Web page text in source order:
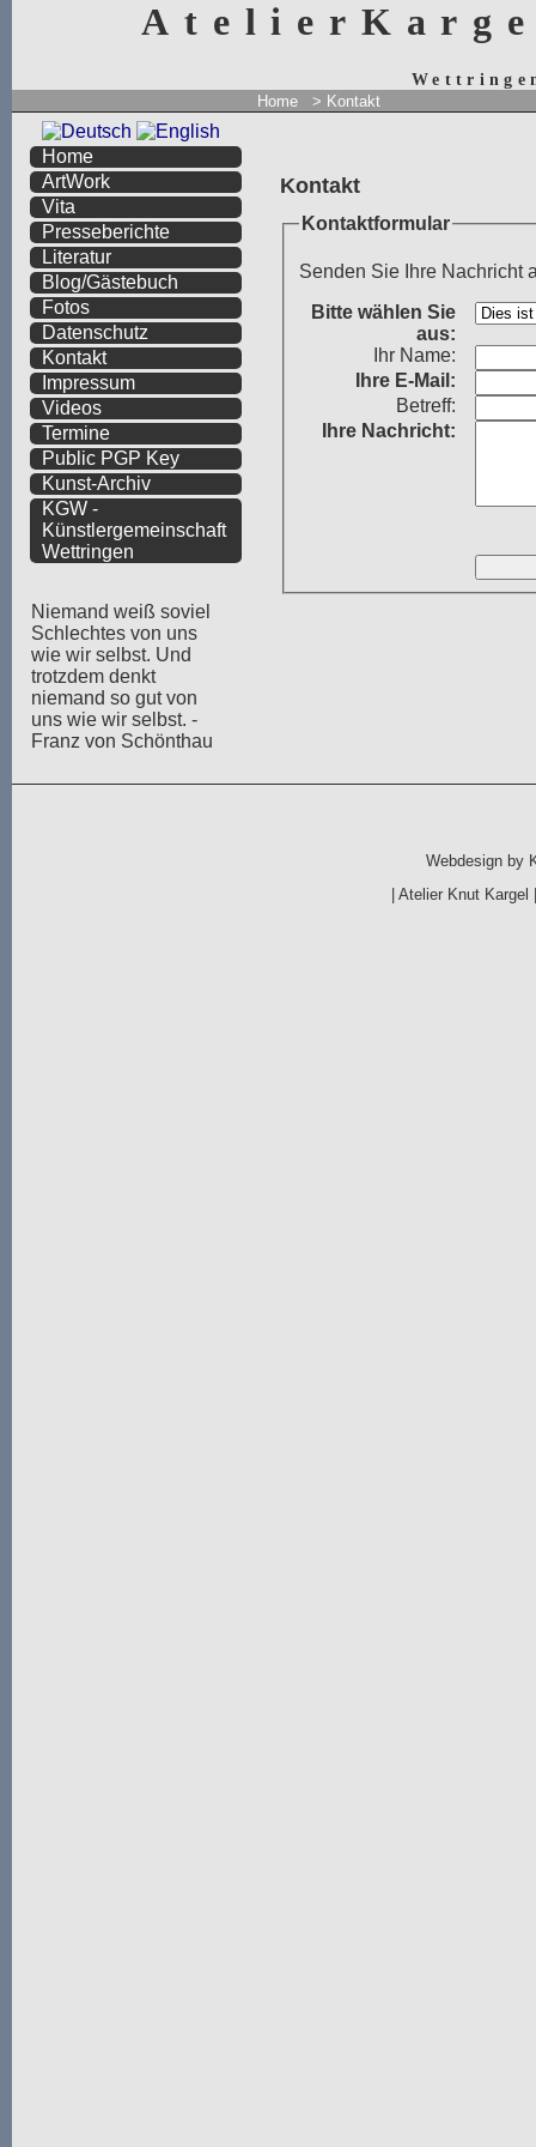
Home > Kontakt
Kontakt
Kontaktformular
Senden Sie Ihre Nachricht
Bitte wählen Sie
aus:
Ihr Name:
IhreE-Mail:
Betreff:
Ihre Nachricht:
Home
ArtWork
Vita
Presseberichte
Literatur
Blog/Gästebuch
Fotos
Datenschutz
Kontakt
Impressum
Videos
Termine
Public PGP Key
Kunst-Archiv
KGW -
Künstlergemeinschaft
Wettringen
Niemand weiß soviel
Schlechtes von uns
wie wir selbst. Und
trotzdem denkt
niemand so gut von
uns wie wir selbst. -
Franz von Schönthau
Webdesign by
|Atelier Knut Kargel